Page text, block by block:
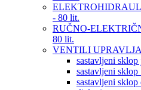
- 80 lit.
RUČNO-
80 lit.
VENTILI
sastavljeni sklop
sastavljeni sklop
sastavljeni sklop